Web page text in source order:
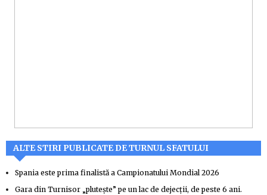
ALTE STIRI PUBLICATE DE TURNUL SFATULUI
Spania este prima finalistă a Campionatului Mondial 2026
Gara din Turnisor „plutește” pe un lac de dejecții, de peste 6 ani.